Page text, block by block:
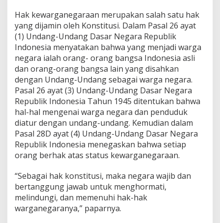
m
A
n
a
k
B
e
r
k
e
w
a
g
a
n
e
r
a
a
n
Hak kewarganegaraan merupakan salah satu hak
yang dijamin oleh Konstitusi. Dalam Pasal 26 ayat
(1) Undang-Undang Dasar Negara Republik
Indonesia menyatakan bahwa yang menjadi warga
negara ialah orang- orang bangsa Indonesia asli
dan orang-orang bangsa lain yang disahkan
dengan Undang-Undang sebagai warga negara.
Pasal 26 ayat (3) Undang-Undang Dasar Negara
Republik Indonesia Tahun 1945 ditentukan bahwa
hal-hal mengenai warga negara dan penduduk
diatur dengan undang-undang. Kemudian dalam
Pasal 28D ayat (4) Undang-Undang Dasar Negara
Republik Indonesia menegaskan bahwa setiap
orang berhak atas status kewarganegaraan.
“Sebagai hak konstitusi, maka negara wajib dan
bertanggung jawab untuk menghormati,
melindungi, dan memenuhi hak-hak
warganegaranya,” paparnya.